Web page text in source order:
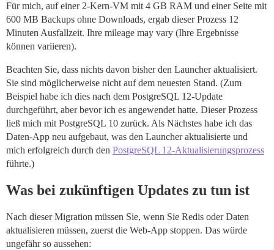
Für mich, auf einer 2-Kern-VM mit 4 GB RAM und einer Seite mit
600 MB Backups ohne Downloads, ergab dieser Prozess 12
Minuten Ausfallzeit. Ihre mileage may vary (Ihre Ergebnisse
können variieren).
Beachten Sie, dass nichts davon bisher den Launcher aktualisiert.
Sie sind möglicherweise nicht auf dem neuesten Stand. (Zum
Beispiel habe ich dies nach dem PostgreSQL 12-Update
durchgeführt, aber bevor ich es angewendet hatte. Dieser Prozess
ließ mich mit PostgreSQL 10 zurück. Als Nächstes habe ich das
Daten-App neu aufgebaut, was den Launcher aktualisierte und
mich erfolgreich durch den PostgreSQL 12-Aktualisierungsprozess
führte.)
Was bei zukünftigen Updates zu tun ist
Nach dieser Migration müssen Sie, wenn Sie Redis oder Daten
aktualisieren müssen, zuerst die Web-App stoppen. Das würde
ungefähr so aussehen: